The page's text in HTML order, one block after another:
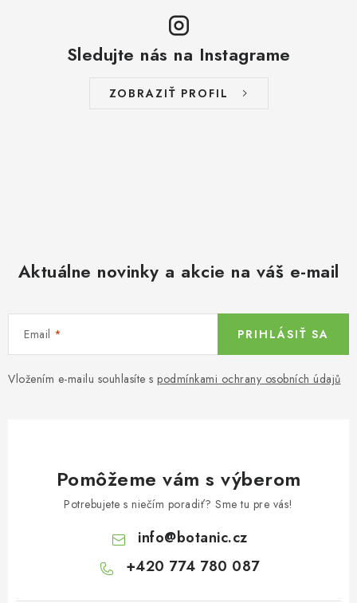
Sledujte nás na Instagrame
ZOBRAZIŤ PROFIL
Aktuálne novinky a akcie na váš e-mail
Email
Vložením e-mailu souhlasíte s podmínkami ochrany osobních údajů
PRIHLÁSIŤ SA
Pomôžeme vám s výberom
Potrebujete s niečím poradiť? Sme tu pre vás!
info@botanic.cz
+420 774 780 087